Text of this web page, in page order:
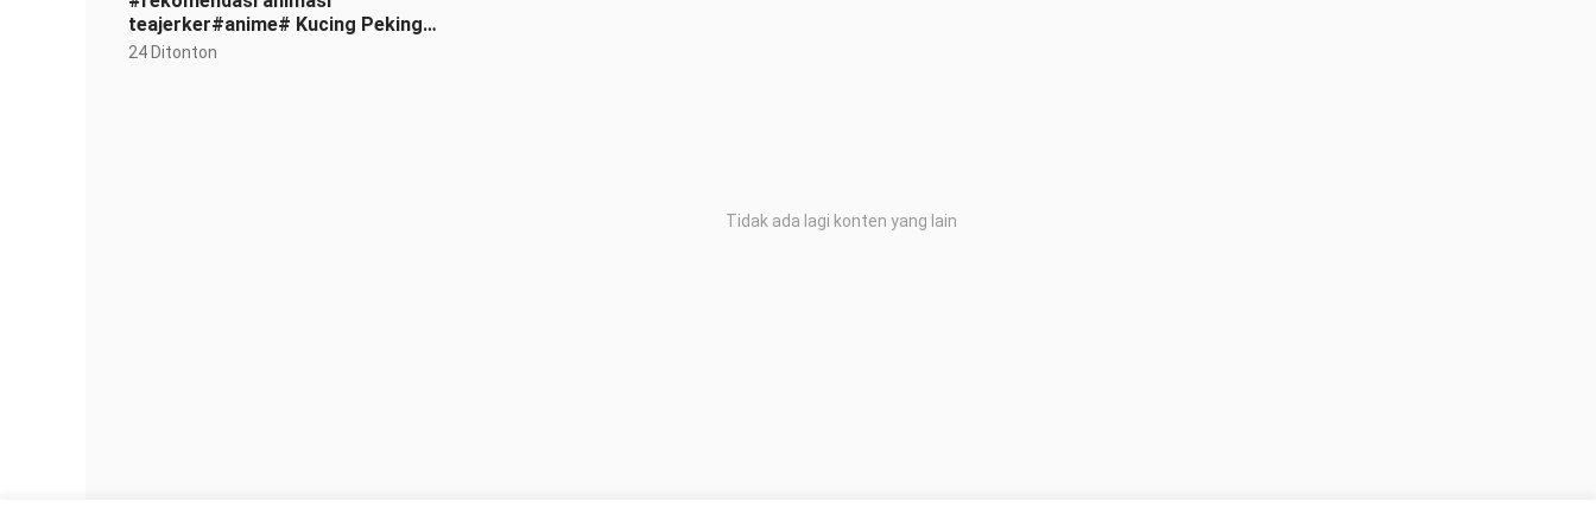
teajerker#anime# Kucing Peking
Opera, kucing eksotik juga kucing,
24 Ditonton
Tidak ada lagi konten yang lain